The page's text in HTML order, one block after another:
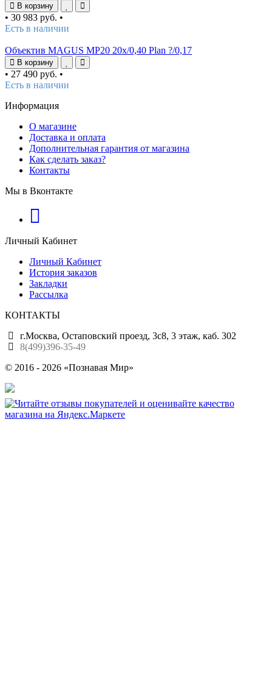
В корзину
• 30 983 руб. •
Есть в наличии
Объектив MAGUS MP20 20х/0,40 Plan ?/0,17
В корзину
• 27 490 руб. •
Есть в наличии
Информация
О магазине
Доставка и оплата
Дополнительная гарантия от магазина
Как сделать заказ?
Контакты
Мы в Вконтакте
Личный Кабинет
Личный Кабинет
История заказов
Закладки
Рассылка
КОНТАКТЫ
г.Москва, Остаповский проезд, 3с8, 3 этаж, каб. 302
8(499)396-35-49
© 2016 - 2026 «Познавая Мир»